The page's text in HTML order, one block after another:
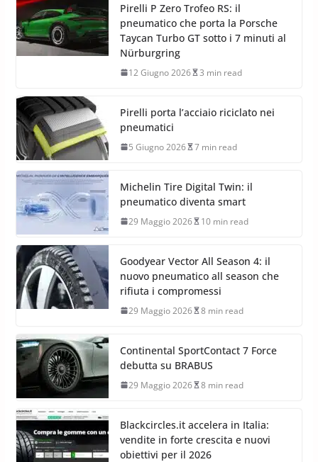
Pirelli P Zero Trofeo RS: il
pneumatico che porta la Porsche
Taycan Turbo GT sotto i 7 minuti al
Nürburgring
12 Giugno 2026 3 min read
Pirelli porta l’acciaio riciclato nei
pneumatici
5 Giugno 2026 7 min read
Michelin Tire Digital Twin: il
pneumatico diventa smart
29 Maggio 2026 10 min read
Goodyear Vector All Season 4: il
nuovo pneumatico all season che
rifiuta i compromessi
29 Maggio 2026 8 min read
Continental SportContact 7 Force
debutta su BRABUS
29 Maggio 2026 8 min read
Blackcircles.it accelera in Italia:
vendite in forte crescita e nuovi
obiettivi per il 2026